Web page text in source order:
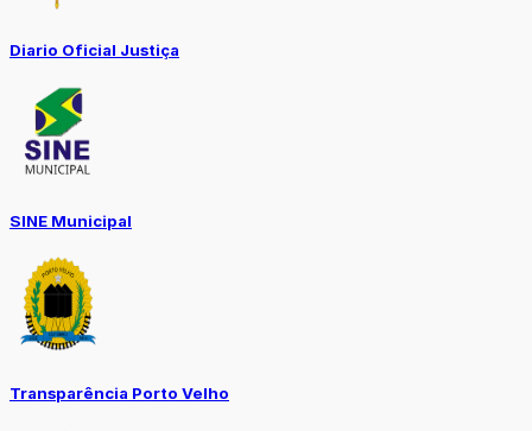
Diario Oficial Justiça
SINE Municipal
Transparência Porto Velho